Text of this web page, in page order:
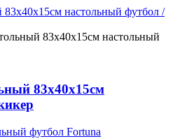
83х40х15см
футбол Fortuna